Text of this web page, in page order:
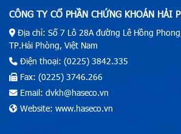
CÔNG TY CỔ PHẦN CHỨNG KHOÁN HẢI
Địa chỉ: Số 7 Lô 28A đường Lê Hồng
TP.Hải Phòng, Việt Nam
Điện thoại: (0225) 3842.335
Fax: (0225) 3746.266
Email: dvkh@haseco.vn
Website: www.haseco.vn